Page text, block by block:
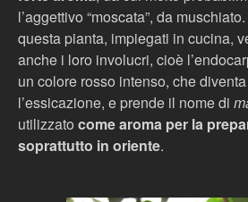
l’aggettivo “moscata”, da
questa pianta, impiegati in cucina,
anche i loro involucri, cioè
un colore rosso intenso, che
l’essicazione, e prende il nome di
utilizzato come aroma per la
soprattutto in oriente.